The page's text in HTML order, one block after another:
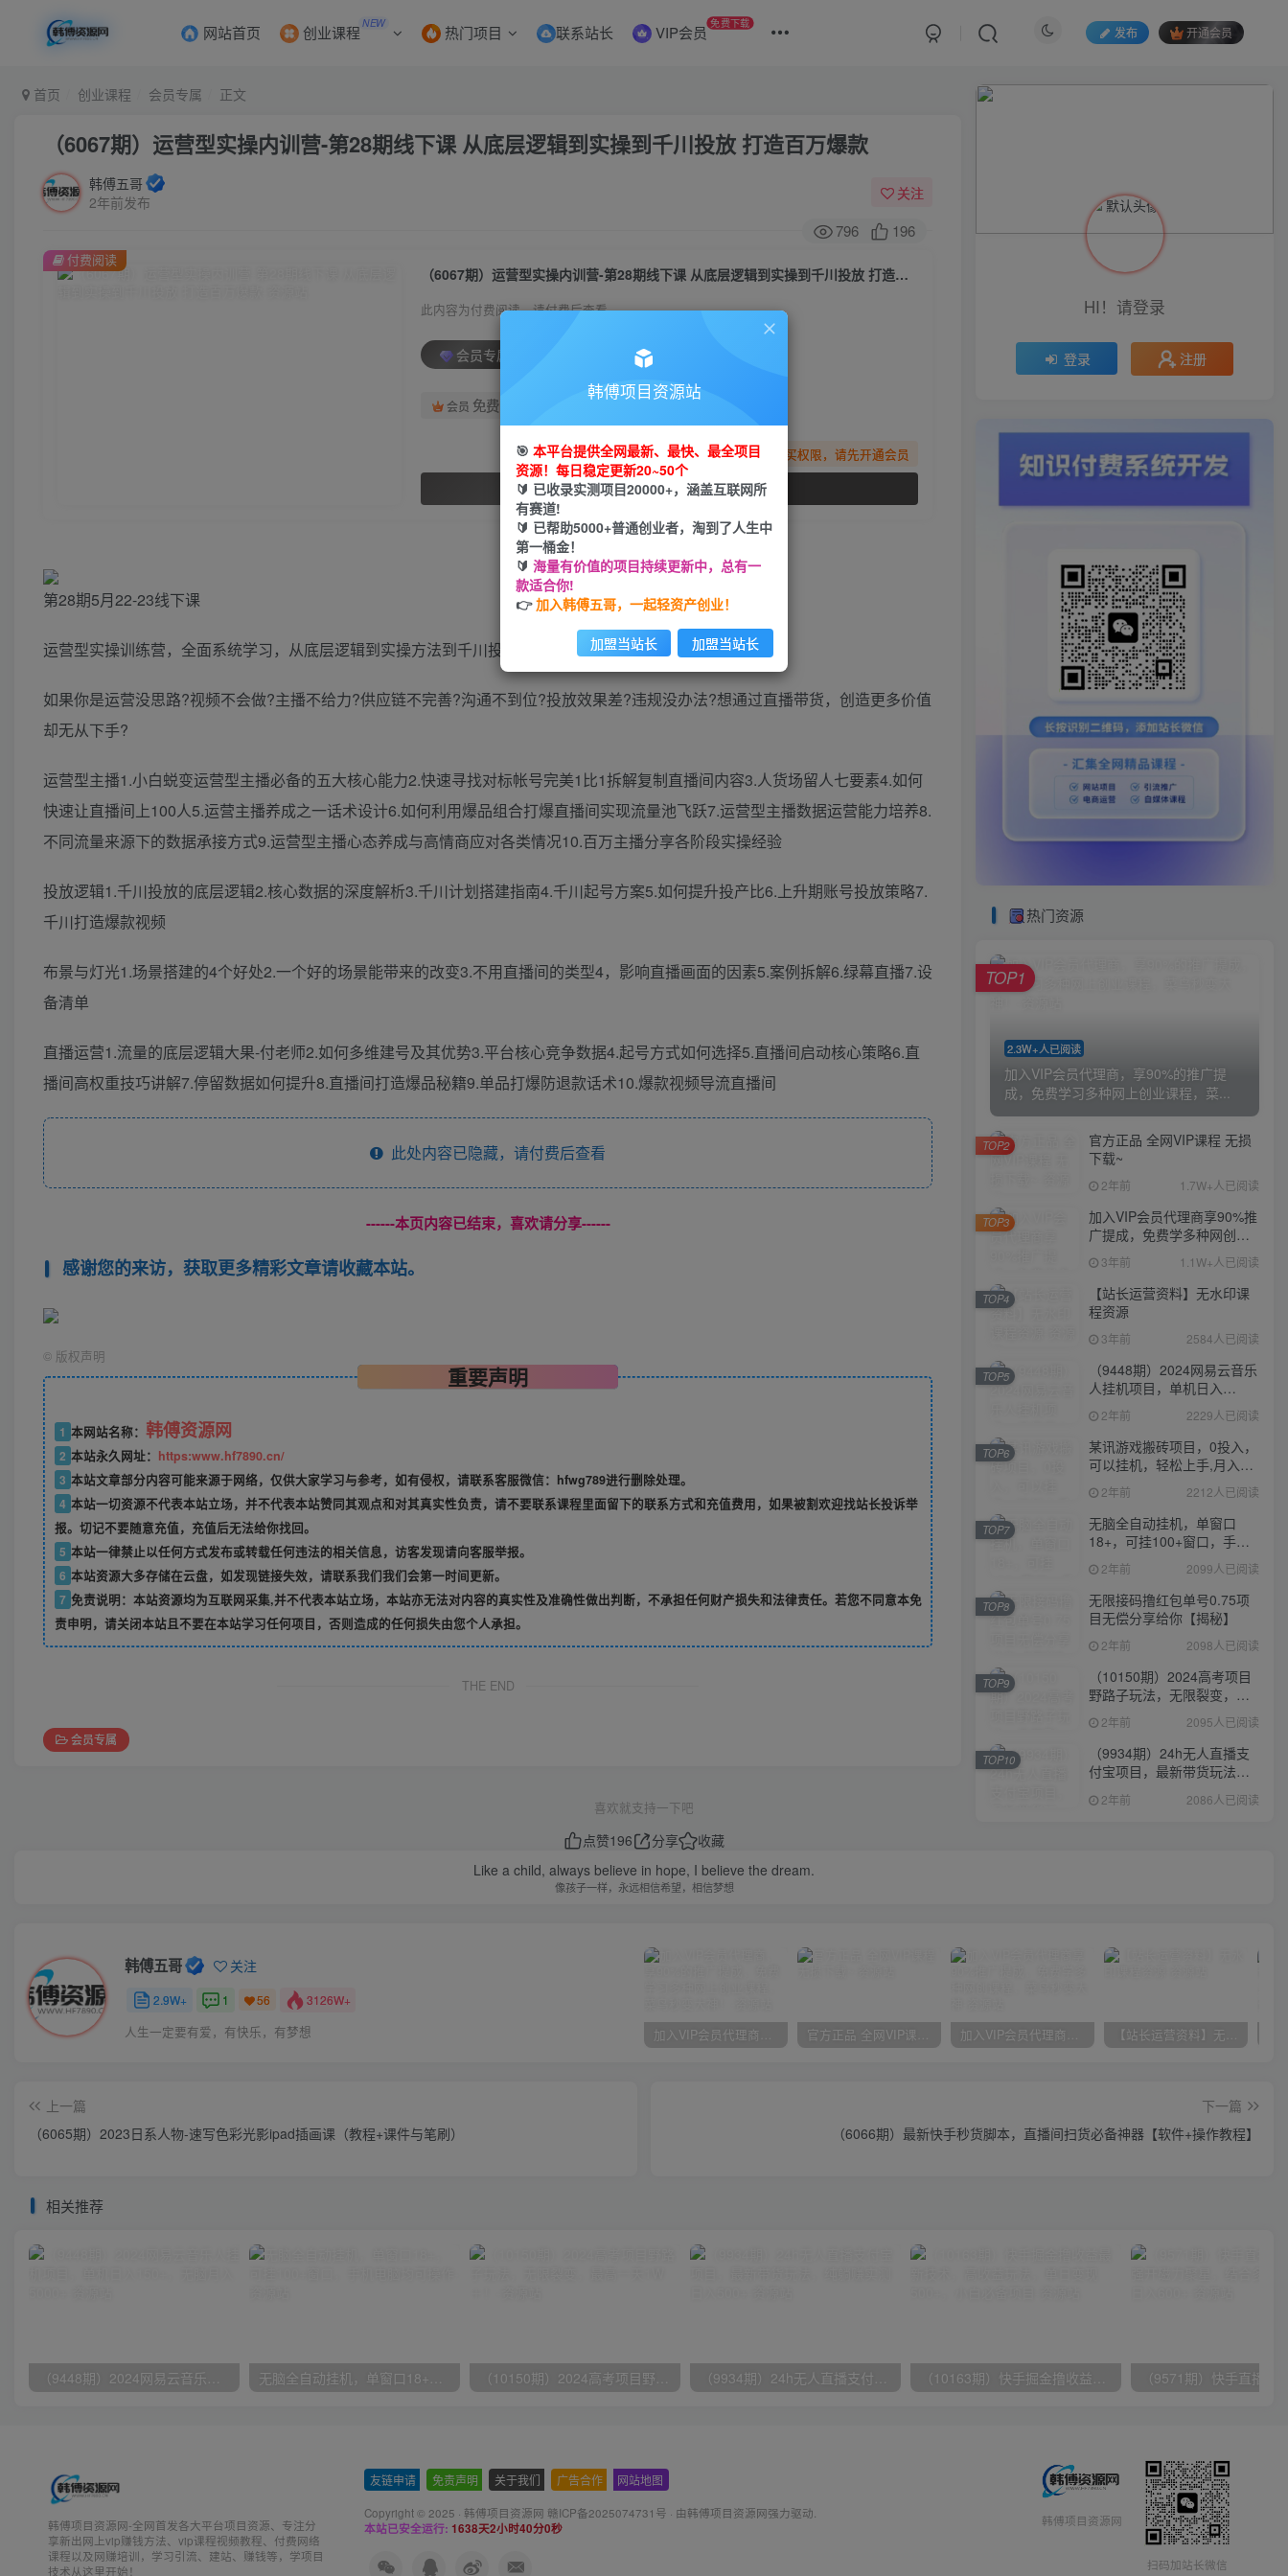
网站首页 创业课程 NEW 热门项目 联系站长 VIP会员 免费下载
发布 开通会员
首页 创业课程 会员专属 正文
（6067期）运营型实操内训营-第28期线下课 从底层逻辑到实操到千川投放 打造百万爆款
韩傅五哥
2年前发布
关注
796 196
（6067期）运营型实操内训营-第28期线下课 从底层逻辑到实操到千川投放 打造百万爆款
此内容为付费阅读，请付费后查看
会员专属资源
会员 免费
您暂无购买权限，请先开通会员
开通会员
付费阅读
第28期5月22-23线下课
运营型实操训练营，全面系统学习，从底层逻辑到实操方法到千川投放
如果你是运营没思路?视频不会做?主播不给力?供应链不完善?沟通不到位?投放效果差?违规没办法?想通过直播带货，创造更多价值
却无从下手?
运营型主播1.小白蜕变运营型主播必备的五大核心能力2.快速寻找对标帐号完美1比1拆解复制直播间内容3.人货场留人七要素4.如何
快速让直播间上100人5.运营主播养成之一话术设计6.如何利用爆品组合打爆直播间实现流量池飞跃7.运营型主播数据运营能力培养8.
不同流量来源下的数据承接方式9.运营型主播心态养成与高情商应对各类情况10.百万主播分享各阶段实操经验
投放逻辑1.千川投放的底层逻辑2.核心数据的深度解析3.千川计划搭建指南4.千川起号方案5.如何提升投产比6.上升期账号投放策略7.
千川打造爆款视频
布景与灯光1.场景搭建的4个好处2.一个好的场景能带来的改变3.不用直播间的类型4，影响直播画面的因素5.案例拆解6.绿幕直播7.设
备清单
直播运营1.流量的底层逻辑大果-付老师2.如何多维建号及其优势3.平台核心竞争数据4.起号方式如何选择5.直播间启动核心策略6.直
播间高权重技巧讲解7.停留数据如何提升8.直播间打造爆品秘籍9.单品打爆防退款话术10.爆款视频导流直播间
此处内容已隐藏，请付费后查看
------本页内容已结束，喜欢请分享------
感谢您的来访，获取更多精彩文章请收藏本站。
© 版权声明
重要声明
1 本网站名称： 韩傅资源网
2 本站永久网址： https:www.hf7890.cn/
3 本站文章部分内容可能来源于网络，仅供大家学习与参考，如有侵权，请联系客服微信：hfwg789进行删除处理。
4 本站一切资源不代表本站立场，并不代表本站赞同其观点和对其真实性负责，请不要联系课程里面留下的联系方式和充值费用，如果被割欢迎找站长投诉举
报。切记不要随意充值，充值后无法给你找回。
5 本站一律禁止以任何方式发布或转载任何违法的相关信息，访客发现请向客服举报。
6 本站资源大多存储在云盘，如发现链接失效，请联系我们我们会第一时间更新。
7 免责说明：本站资源均为互联网采集,并不代表本站立场，本站亦无法对内容的真实性及准确性做出判断，不承担任何财产损失和法律责任。若您不同意本免
责申明，请关闭本站且不要在本站学习任何项目，否则造成的任何损失由您个人承担。
THE END
会员专属
喜欢就支持一下吧
点赞196 分享
收藏
Like a child, always believe in hope, I believe the dream.
像孩子一样，永远相信希望，相信梦想
韩傅五哥 关注
2.9W+ 1 56 3126W+
人生一定要有爱，有快乐，有梦想 加入VIP会员代理商，享90%的推广提成，免费学习多种网上创业课程，菜鸟秒变大神！ 官方正品 全网VIP课程 无损下载~ 加入VIP会员代理商享90%推广提成，免费学多种网创课程，菜鸟秒变大神 【站长运营资料】无水印课程资源
上一篇
（6065期）2023日系人物-速写色彩光影ipad插画课（教程+课件与笔刷）
下一篇
（6066期）最新快手秒货脚本，直播间扫货必备神器【软件+操作教程】
相关推荐
HI！请登录
登录 注册
热门资源
2.3W+人已阅读
加入VIP会员代理商，享90%的推广提
成，免费学习多种网上创业课程，菜...
TOP1
官方正品 全网VIP课程 无损
下载~
2年前 1.7W+人已阅读
TOP2
加入VIP会员代理商享90%推
广提成，免费学多种网创课
程，菜鸟秒变大神
3年前 1.1W+人已阅读
TOP3
【站长运营资料】无水印课
程资源
3年前 2584人已阅读
TOP4
（9448期）2024网易云音乐
人挂机项目，单机日入
150+，无脑月入5000+
2年前 2229人已阅读
TOP5
某讯游戏搬砖项目，0投入，
可以挂机，轻松上手,月入
3000+上不封顶
2年前 2212人已阅读
TOP6
无脑全自动挂机，单窗口
18+，可挂100+窗口，手机
电脑均可操作
2年前 2099人已阅读
TOP7
无限接码撸红包单号0.75项
目无偿分享给你【揭秘】
2年前 2098人已阅读
TOP8
（10150期）2024高考项目
野路子玩法，无限裂变，最
高一天1W＋！
2年前 2095人已阅读
TOP9
（9934期）24h无人直播支
付宝项目，最新带货玩法，
纯躺赚实测日入500+
2年前 2086人已阅读
TOP10
韩傅项目资源网-全网首发各大平台项目资源、专注分
享新出网上vip赚钱方法、vip课程视频教程、付费网络
课程以及网赚培训，学习引流、建站、赚钱等，学项目
技术从这里开始！
友链申请 免责声明 关于我们 广告合作 网站地图
Copyright © 2025 · 韩傅项目资源网 赣ICP备2025074731号 · 由韩傅项目资源网强力驱动.
本站已安全运行: 1638天2小时40分1秒
韩傅项目资源网
扫码加站长微信
韩傅项目资源站
🎯 本平台提供全网最新、最快、最全项目
资源！每日稳定更新20~50个
🔰 已收录实测项目20000+，涵盖互联网所
有赛道!
🔰 已帮助5000+普通创业者，淘到了人生中
第一桶金！
🔰 海量有价值的项目持续更新中，总有一
款适合你!
👉加入韩傅五哥，一起轻资产创业！
加盟当站长 加盟当站长